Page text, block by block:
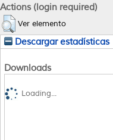
Actions (login required)
Ver elemento
Descargar estadísticas
Downloads
Loading...